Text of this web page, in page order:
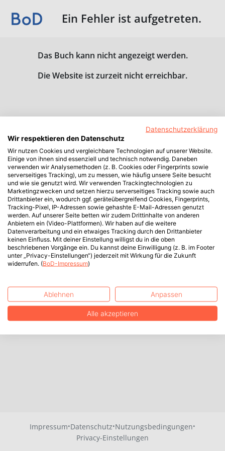
Ein Fehler ist aufgetreten.
Das Buch kann nicht angezeigt werden.
Die Website ist zurzeit nicht erreichbar.
Impressum·Datenschutz·Nutzungsbedingungen·
Privacy-Einstellungen
Datenschutzerklärung
Wir respektieren den Datenschutz
Wir nutzen Cookies und vergleichbare Technologien auf unserer Website.
Einige von ihnen sind essenziell und technisch notwendig. Daneben
verwenden wir Analysemethoden (z. B. Cookies oder Fingerprints sowie
serverseitiges Tracking), um zu messen, wie häufig unsere Seite besucht
und wie sie genutzt wird. Wir verwenden Trackingtechnologien zu
Marketingzwecken und setzen hierzu serverseitiges Tracking sowie auch
Drittanbieter ein, wodurch ggf. geräteübergreifend Cookies, Fingerprints,
Tracking-Pixel, IP-Adressen sowie gehashte E-Mail-Adressen genutzt
werden. Auf unserer Seite betten wir zudem Drittinhalte von anderen
Anbietern ein (Video-Plattformen). Wir haben auf die weitere
Datenverarbeitung und ein etwaiges Tracking durch den Drittanbieter
keinen Einfluss. Mit deiner Einstellung willigst du in die oben
beschriebenen Vorgänge ein. Du kannst deine Einwilligung (z. B. im Footer
unter „Privacy-Einstellungen“) jederzeit mit Wirkung für die Zukunft
widerrufen. (BoD-Impressum)
Ablehnen Anpassen
Alle akzeptieren